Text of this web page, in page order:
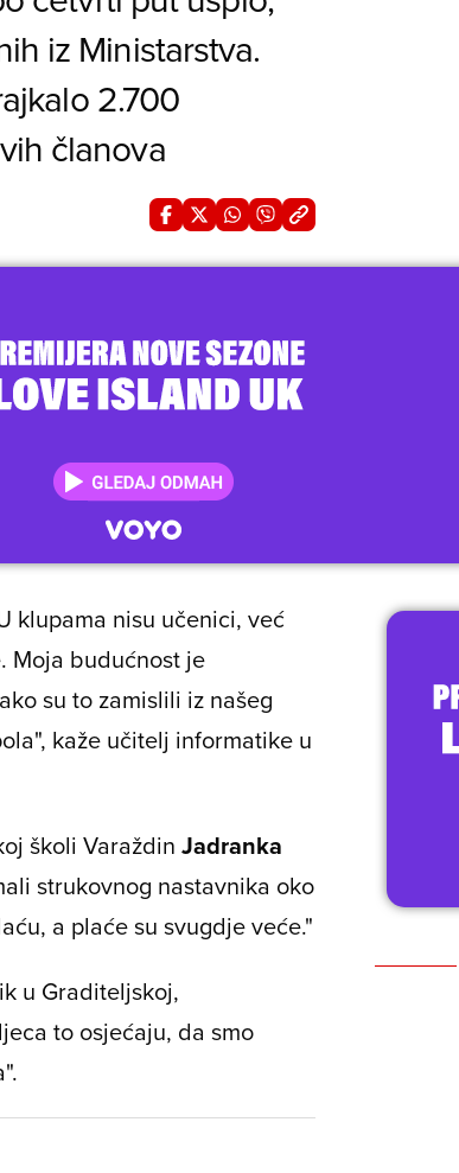
iz Ministarstva.
2.700
članova
klupama nisu učenici, već
Moja budućnost je
su to zamislili iz našeg
kaže učitelj informatike u
školi Varaždin Jadranka
strukovnog nastavnika oko
a plaće su svugdje veće."
u Graditeljskoj,
to osjećaju, da smo